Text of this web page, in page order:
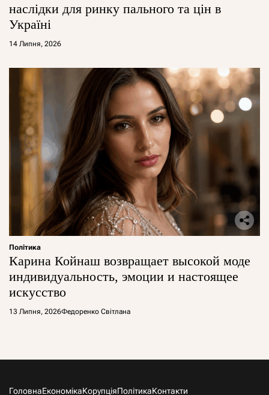
наслідки для ринку пального та цін в
Україні
14 Липня, 2026
Політика
Карина Койнаш возвращает высокой моде
индивидуальность, эмоции и настоящее
искусство
13 Липня, 2026Федоренко Світлана
ГоловнаЕкономікаКорупціяПолітикаКонтакти